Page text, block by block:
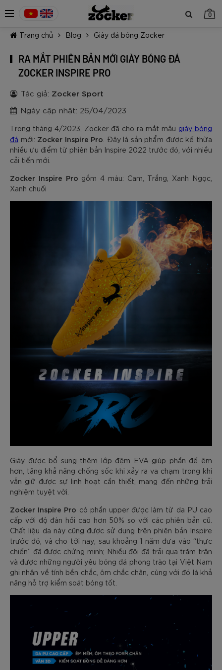
0
Trang chủ Blog Giày đá bóng Zocker
RA MẮT PHIÊN BẢN MỚI GIÀY BÓNG ĐÁ
ZOCKER INSPIRE PRO
Tác giả: Zocker Sport
Ngày cập nhật: 26/04/2023
Trong tháng 4/2023, Zocker đã cho ra mắt mẫu giày bóng
đá mới: Zocker Inspire Pro . Đây là sản phẩm được kế thừa
nhiều ưu điểm từ phiên bản Inspire 2022 trước đó, với nhiều
cải tiến mới.
Zocker Inspire Pro gồm 4 màu: Cam, Trắng, Xanh Ngọc,
Xanh chuối
Giày được bổ sung thêm lớp đệm EVA giúp phần đế êm
hơn, tăng khả năng chống sốc khi xảy ra va chạm trong khi
vẫn giữ được sự linh hoạt cần thiết, mang đến những trải
nghiệm tuyệt vời.
Zocker Inspire Pro có phần upper được làm từ da PU cao
cấp với độ đàn hồi cao hơn 50% so với các phiên bản cũ.
Chất liệu da này cũng được sử dụng trên phiên bản Inspire
trước đó, và cho tới nay, sau khoảng 1 năm đưa vào “thực
chiến” đã được chứng minh; Nhiều đôi đã trải qua trăm trận
và được những người yêu bóng đá phong trào tại Việt Nam
ghi nhận về tính bền chắc, ôm chắc chân, cùng với đó là khả
năng hỗ trợ kiểm soát bóng tốt.